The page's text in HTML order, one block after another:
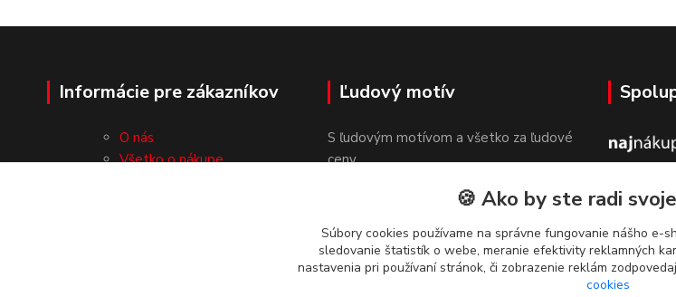
Informácie pre zákazníkov
O nás
Všetko o nákupe
Ľudový motív
S ľudovým motívom a všetko za ľudové
ceny.
🍪 Ako by ste radi
Súbory cookies používame na správne fungovanie nášho e-
sledovanie štatistík o webe, meranie efektivity reklamných
nastavenia pri používaní stránok, či zobrazenie reklám
cookies